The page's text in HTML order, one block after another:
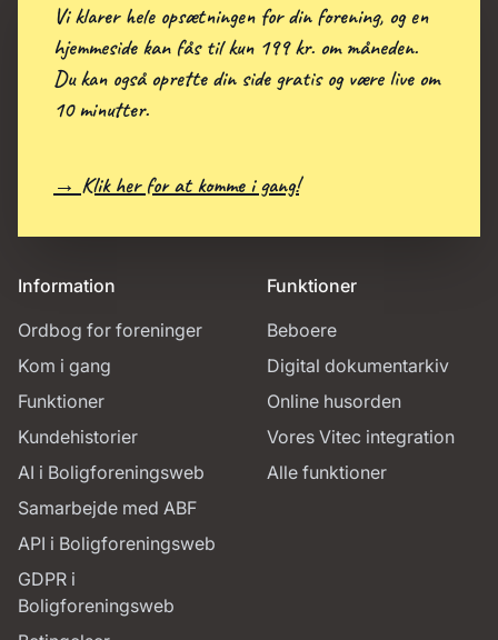
Information
Ordbog for foreninger
Kom i gang
Funktioner
Kundehistorier
AI i Boligforeningsweb
Samarbejde med ABF
API i Boligforeningsweb
GDPR i
Boligforeningsweb
Funktioner
Beboere
Digital dokumentarkiv
Online husorden
Vores Vitec integration
Alle funktioner
Vi klarer hele opsætningen for din forening, og en
hjemmeside kan fås til kun 199 kr. om måneden.
Du kan også oprette din side gratis og være live om
10 minutter.
→ Klik her for at komme i gang!